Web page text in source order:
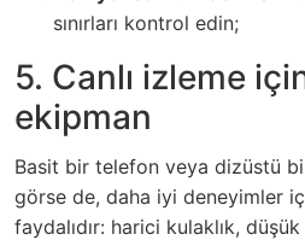
sınırları kontrol edin;
5. Canlı izleme
ekipman
Basit bir telefon veya dizüstü
görse de, daha iyi deneyimler
faydalıdır: harici kulaklık,